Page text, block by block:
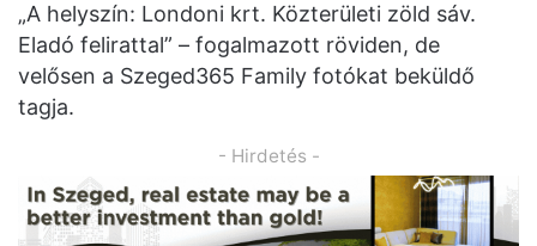
„A helyszín: Londoni krt. Közterületi zöld sáv.
Eladó felirattal” – fogalmazott röviden, de
velősen a Szeged365 Family fotókat beküldő
tagja.
- Hirdetés -